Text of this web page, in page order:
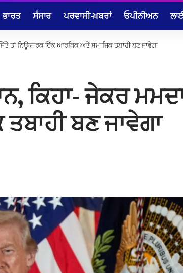
ਭਾਰਤ ਸੰਸਾਰ ਪਰਵਾਸੀ-ਖ਼ਬਰਾਂ ਓਪੀਨੀਅਨ
ਤਾਂ ਨਿਊਯਾਰਕ ਇੱਕ ਆਰਥਿਕ ਅਤੇ ਸਮਾਜਿਕ ਤਬਾਹੀ ਬਣ ਜਾਵੇਗਾ
ਕਿਹਾ- ਜੇਕਰ
ਬਣ ਜਾਵੇਗਾ